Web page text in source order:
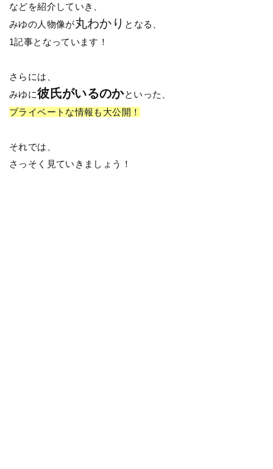
などを紹介していき、
みゆの人物像が丸わかり となる、
1記事となっています！
さらには、
みゆに彼氏がいるのかといった、
プライベートな情報も大公開！
それでは、
さっそく見ていきましょう！